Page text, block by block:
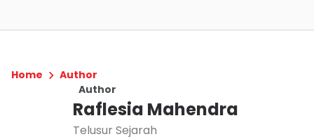
Home
Author
Author
Raflesia Mahendra
Telusur Sejarah